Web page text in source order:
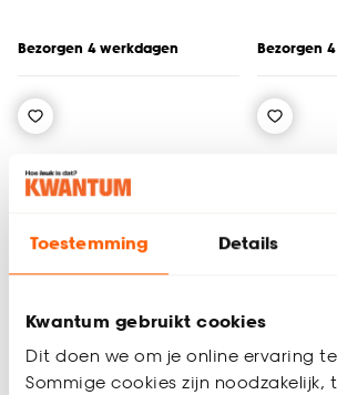
Toestemming Details
Kwantum gebruikt cookies
Dit doen we om je online ervaring
Sommige cookies zijn noodzakelijk,
Bezorgen 4 werkdagen Bezorgen